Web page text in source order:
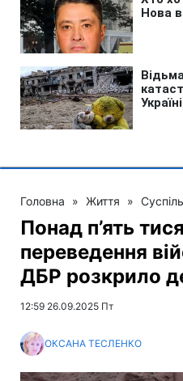
Головна » Життя »
Понад п’ять
переведення
ДБР розкрило
12:59 26.09.2025 Пт
ОКСАНА ТЕСЛЕНКО